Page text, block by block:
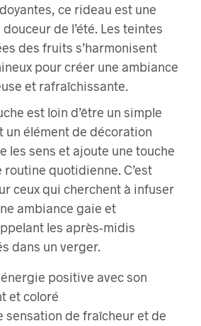
ce rideau est une
de l’été. Les teintes
des fruits s’harmonisent
pour créer une ambiance
et rafraîchissante.
est loin d’être un simple
un élément de décoration
les sens et ajoute une touche
quotidienne. C’est
ceux qui cherchent à infuser
ambiance gaie et
les après-midis
dans un verger.
positive avec son
et coloré
sensation de fraîcheur et de